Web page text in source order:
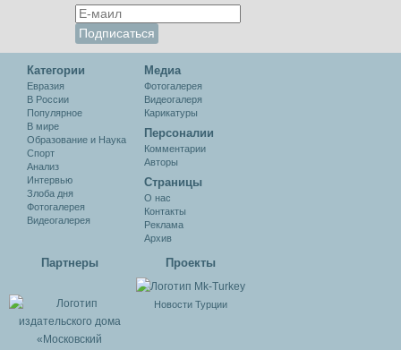
Категории
Евразия
В России
Популярное
В мире
Образование и Наука
Спорт
Анализ
Интервью
Злоба дня
Фотогалерея
Видеогалерея
Медиа
Фотогалерея
Видеогалеря
Карикатуры
Персоналии
Комментарии
Авторы
Cтраницы
О нас
Контакты
Реклама
Архив
Партнеры Проекты
Новости Турции